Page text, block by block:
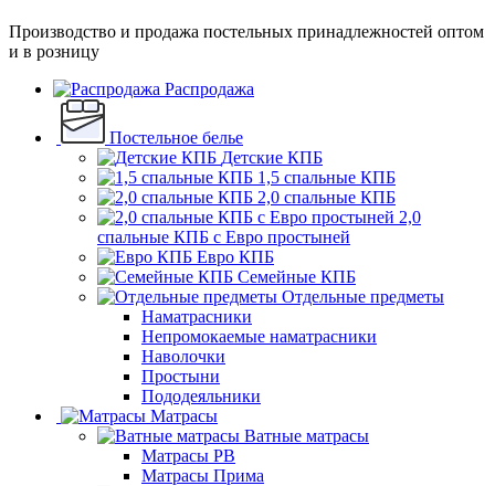
Производство и продажа постельных принадлежностей оптом
и в розницу
Распродажа
Постельное белье
Детские КПБ
1,5 спальные КПБ
2,0 спальные КПБ
2,0
спальные КПБ с Евро простыней
Евро КПБ
Семейные КПБ
Отдельные предметы
Наматрасники
Непромокаемые наматрасники
Наволочки
Простыни
Пододеяльники
Матрасы
Ватные матрасы
Матрасы РВ
Матрасы Прима